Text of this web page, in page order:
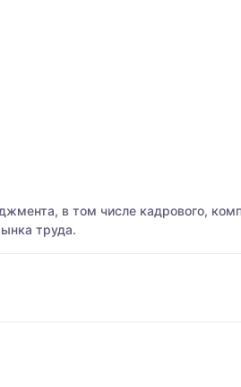
в том числе кадрового,
труда.